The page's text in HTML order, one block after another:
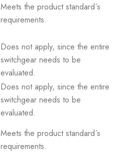
Meets the product standard´s
requirements.
Does not apply, since the entire
switchgear needs to be
evaluated.
Does not apply, since the entire
switchgear needs to be
evaluated.
Meets the product standard´s
requirements.